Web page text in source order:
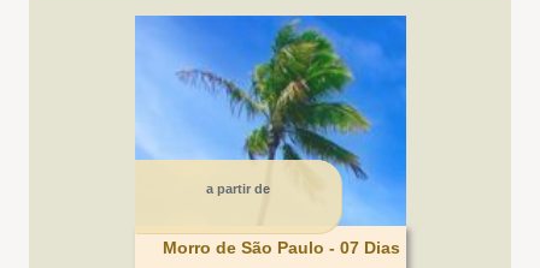
CIDADE DO CABO Somente Terrestre 6 dias
a partir de
Morro de São Paulo - 07 Dias